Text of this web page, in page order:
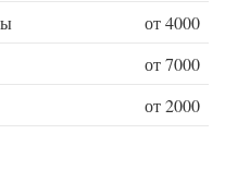
от 4000
от 7000
от 2000